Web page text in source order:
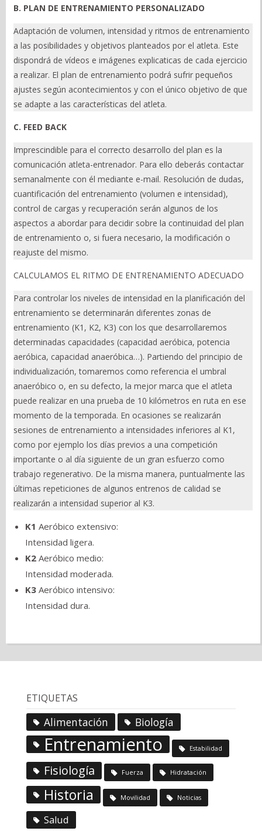
B. PLAN DE ENTRENAMIENTO PERSONALIZADO
Adaptación de volumen, intensidad y ritmos de entrenamiento
a las posibilidades y objetivos planteados por el atleta. Este
dispondrá de vídeos e imágenes explicaticas de cada ejercicio
a realizar. El plan de entrenamiento podrá sufrir pequeños
ajustes según acontecimientos y con el único objetivo de que
se adapte a las características del atleta.
C. FEED BACK
Imprescindible para el correcto desarrollo del plan es la
comunicación atleta-entrenador. Para ello deberás contactar
semanalmente con él mediante e-mail. Resolución de dudas,
cuantificación del entrenamiento (volumen e intensidad),
control de cargas y recuperación serán algunos de los
aspectos a abordar para decidir sobre la continuidad del plan
de entrenamiento o, si fuera necesario, la modificación o
reajuste del mismo.
CALCULAMOS EL RITMO DE ENTRENAMIENTO ADECUADO
Para controlar los niveles de intensidad en la planificación del
entrenamiento se determinarán diferentes zonas de
entrenamiento (K1, K2, K3) con los que desarrollaremos
determinadas capacidades (capacidad aeróbica, potencia
aeróbica, capacidad anaeróbica…). Partiendo del principio de
individualización, tomaremos como referencia el umbral
anaeróbico o, en su defecto, la mejor marca que el atleta
puede realizar en una prueba de 10 kilómetros en ruta en ese
momento de la temporada. En ocasiones se realizarán
sesiones de entrenamiento a intensidades inferiores al K1,
como por ejemplo los días previos a una competición
importante o al día siguiente de un gran esfuerzo como
trabajo regenerativo. De la misma manera, puntualmente las
últimas repeticiones de algunos entrenos de calidad se
realizarán a intensidad superior al K3.
K1 Aeróbico extensivo:
Intensidad ligera.
K2Aeróbico medio:
Intensidad moderada.
K3Aeróbico intensivo:
Intensidad dura.
ETIQUETAS
Alimentación Biología
Entrenamiento Estabilidad
Fisiología Fuerza Hidratación
Historia Movilidad Noticias
Salud